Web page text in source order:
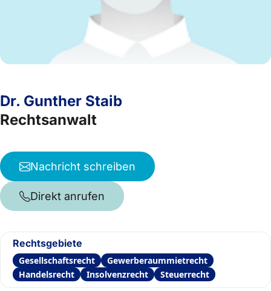
Dr. Gunther Staib
Rechtsanwalt
Nachricht schreiben
Direkt anrufen
Rechtsgebiete
Gesellschaftsrecht
Gewerberaummietrecht
Handelsrecht
Insolvenzrecht Steuerrecht